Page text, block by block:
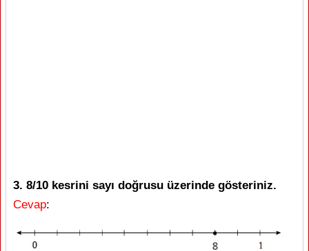
3. 8/10 kesrini sayı doğrusu üzerinde gösteriniz.
Cevap: